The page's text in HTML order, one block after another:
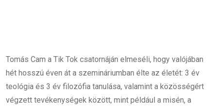
Tomás Cam a Tik Tok csatornáján elmeséli, hogy valójában
hét hosszú éven át a szemináriumban élte az életét: 3 év
teológia és 3 év filozófia tanulása, valamint a közösségért
végzett tevékenységek között, mint például a misén, a